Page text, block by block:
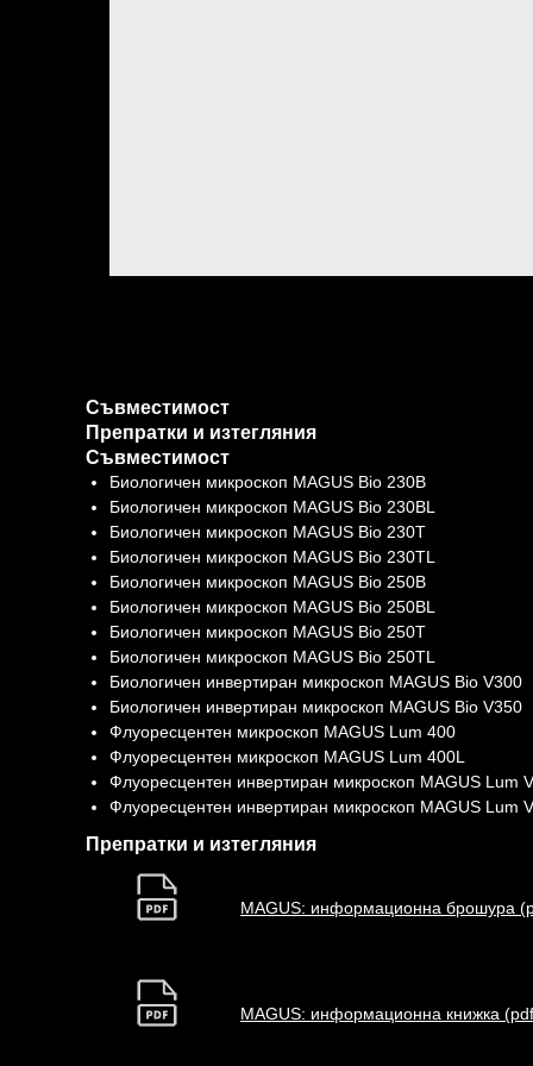
Съвместимост
Препратки и изтегляния
Съвместимост
Биологичен микроскоп MAGUS Bio 230B
Биологичен микроскоп MAGUS Bio 230BL
Биологичен микроскоп MAGUS Bio 230T
Биологичен микроскоп MAGUS Bio 230TL
Биологичен микроскоп MAGUS Bio 250B
Биологичен микроскоп MAGUS Bio 250BL
Биологичен микроскоп MAGUS Bio 250T
Биологичен микроскоп MAGUS Bio 250TL
Биологичен инвертиран микроскоп MAGUS Bio V300
Биологичен инвертиран микроскоп MAGUS Bio V350
Флуоресцентен микроскоп MAGUS Lum 400
Флуоресцентен микроскоп MAGUS Lum 400L
Флуоресцентен инвертиран микроскоп MAGUS Lum
Флуоресцентен инвертиран микроскоп MAGUS Lum
Препратки и изтегляния
MAGUS: информационна брошура
MAGUS: информационна книжка